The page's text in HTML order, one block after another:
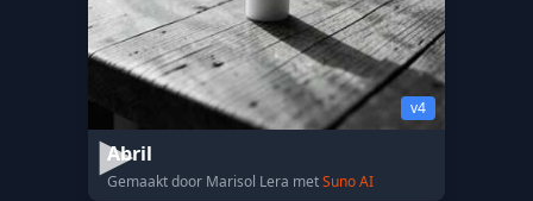
v4
Abril
Gemaakt door Marisol Lera metSuno AI